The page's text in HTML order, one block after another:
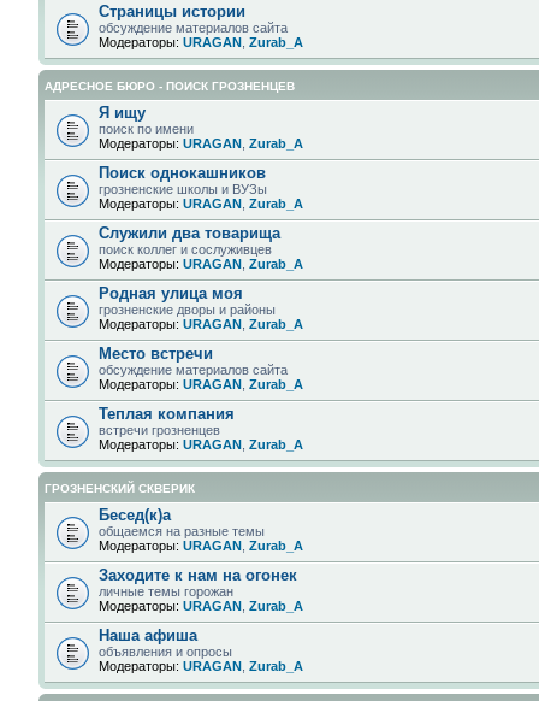
Страницы истории
обсуждение материалов сайта
Модераторы: URAGAN Zurab_A
АДРЕСНОЕ БЮРО - ПОИСК ГРОЗНЕНЦЕВ
Я ищу
поиск по имени
Модераторы: URAGAN Zurab_A
Поиск однокашников
грозненские школы и ВУЗы
Модераторы: URAGAN Zurab_A
Служили два товарища
поиск коллег и сослуживцев
Модераторы: URAGAN Zurab_A
Родная улица моя
грозненские дворы и районы
Модераторы: URAGAN Zurab_A
Место встречи
обсуждение материалов сайта
Модераторы: URAGAN Zurab_A
Теплая компания
встречи грозненцев
Модераторы: URAGAN Zurab_A
ГРОЗНЕНСКИЙ СКВЕРИК
Бесед(к)а
общаемся на разные темы
Модераторы: URAGAN Zurab_A
Заходите к нам на огонек
личные темы горожан
Модераторы: URAGAN Zurab_A
Наша афиша
объявления и опросы
Модераторы: URAGAN Zurab_A